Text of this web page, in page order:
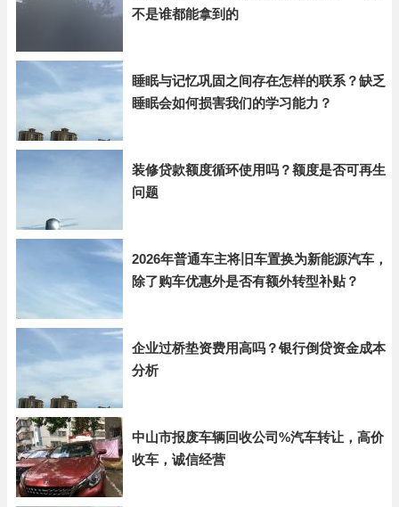
不是谁都能拿到的
睡眠与记忆巩固之间存在怎样的联系？缺乏
睡眠会如何损害我们的学习能力？
装修贷款额度循环使用吗？额度是否可再生
问题
2026年普通车主将旧车置换为新能源汽车，
除了购车优惠外是否有额外转型补贴？
企业过桥垫资费用高吗？银行倒贷资金成本
分析
中山市报废车辆回收公司%汽车转让，高价
收车，诚信经营